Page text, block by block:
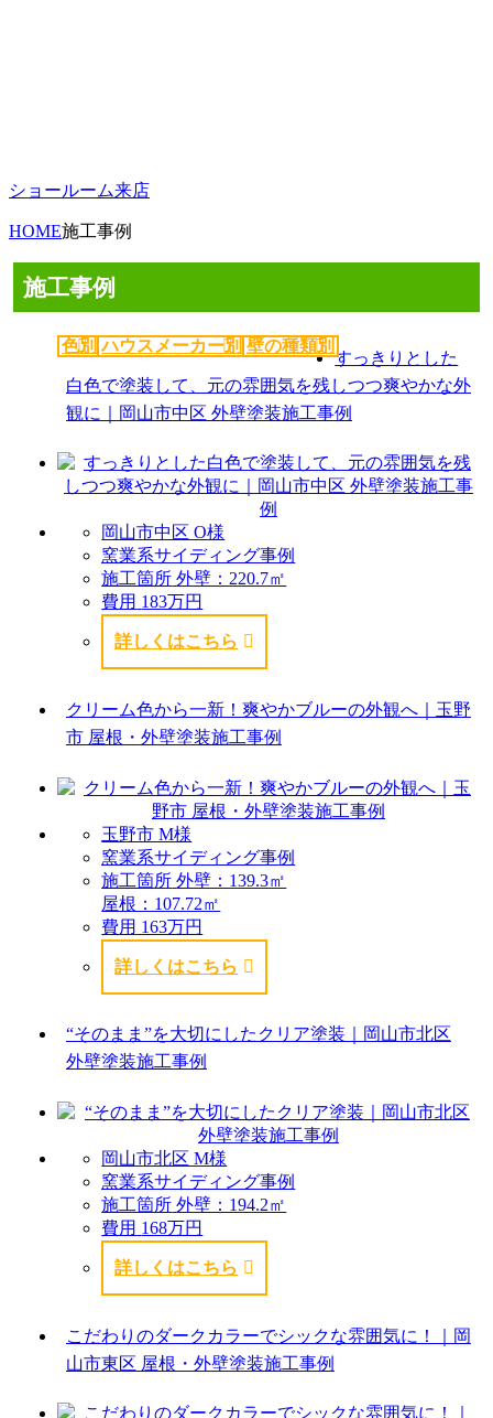
ショールーム来店
HOME施工事例
施工事例
色別 ハウスメーカー別 壁の種類別
すっきりとした
白色で塗装して、元の雰囲気を残しつつ爽やかな外
観に｜岡山市中区 外壁塗装施工事例
岡山市中区 O様
窯業系サイディング事例
施工箇所 外壁：220.7㎡
費用 183万円
詳しくはこちら
クリーム色から一新！爽やかブルーの外観へ｜玉野
市 屋根・外壁塗装施工事例
玉野市 M様
窯業系サイディング事例
施工箇所 外壁：139.3㎡
屋根：107.72㎡
費用 163万円
詳しくはこちら
“そのまま”を大切にしたクリア塗装｜岡山市北区
外壁塗装施工事例
岡山市北区 M様
窯業系サイディング事例
施工箇所 外壁：194.2㎡
費用 168万円
詳しくはこちら
こだわりのダークカラーでシックな雰囲気に！｜岡
山市東区 屋根・外壁塗装施工事例